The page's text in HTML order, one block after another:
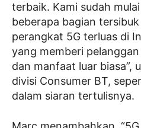
terbaik. Kami sudah
beberapa bagian
perangkat 5G terluas di
yang memberi
dan manfaat luar biasa”,
divisi Consumer BT,
dalam siaran tertulisnya.